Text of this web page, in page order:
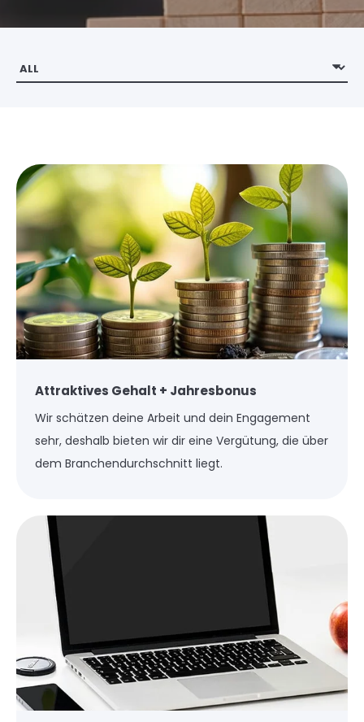
Attraktives Gehalt + Jahresbonus
Wir schätzen deine Arbeit und dein Engagement
sehr, deshalb bieten wir dir eine Vergütung, die über
dem Branchendurchschnitt liegt.